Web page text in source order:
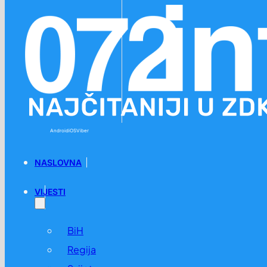
AndroidiOSViber
NASLOVNA
VIJESTI
BiH
Regija